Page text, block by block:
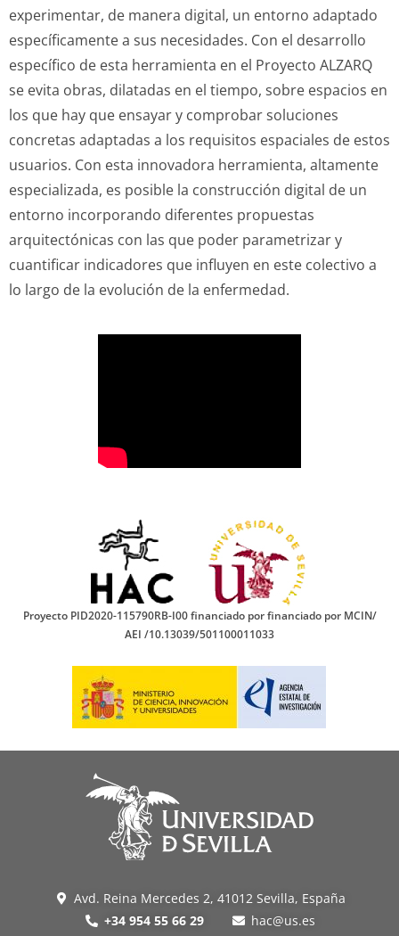
experimentar, de manera digital, un entorno adaptado
específicamente a sus necesidades. Con el desarrollo
específico de esta herramienta en el Proyecto ALZARQ
se evita obras, dilatadas en el tiempo, sobre espacios en
los que hay que ensayar y comprobar soluciones
concretas adaptadas a los requisitos espaciales de estos
usuarios. Con esta innovadora herramienta, altamente
especializada, es posible la construcción digital de un
entorno incorporando diferentes propuestas
arquitectónicas con las que poder parametrizar y
cuantificar indicadores que influyen en este colectivo a
lo largo de la evolución de la enfermedad.
Proyecto PID2020-115790RB-I00 financiado por financiado por MCIN/
AEI /10.13039/501100011033
Avd. Reina Mercedes 2, 41012 Sevilla, España
+34 954 55 66 29
hac@us.es